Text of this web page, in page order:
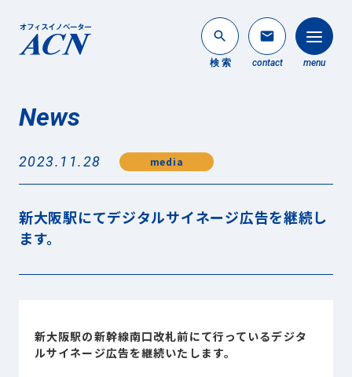
search
検 索
mail
contact menu
法人のお客様
個人のお客様
About ACN
ACNについて
事業内容
Sustainability
News
2023.11.28 media
新大阪駅にてデジタルサイネージ広告を継続し
ます。
新大阪駅の新幹線南口改札前にて行っているデジタ
ルサイネージ広告を継続いたします。